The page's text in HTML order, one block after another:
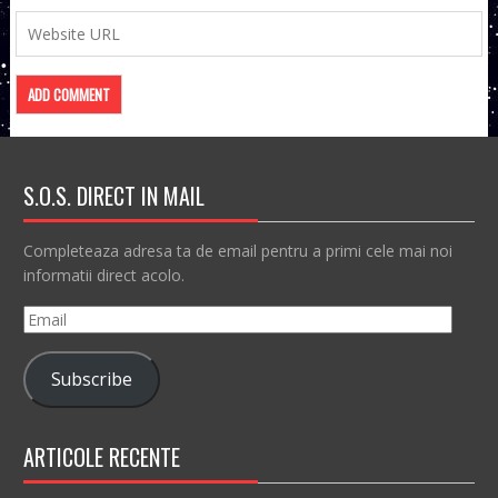
S.O.S. DIRECT IN MAIL
Completeaza adresa ta de email pentru a primi cele mai noi
informatii direct acolo.
Email
Subscribe
ARTICOLE RECENTE